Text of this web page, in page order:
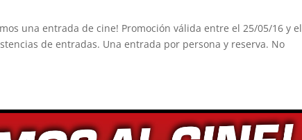
una entrada de cine! Promoción válida entre el 25/05/16 y el
de entradas. Una entrada por persona y reserva. No